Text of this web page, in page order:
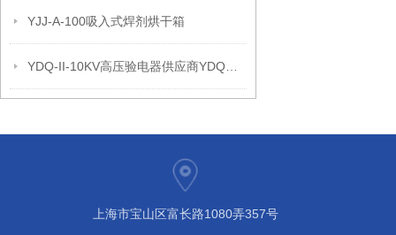
YJJ-A-100吸入式焊剂烘干箱
上海市宝山区富长路1080弄357号